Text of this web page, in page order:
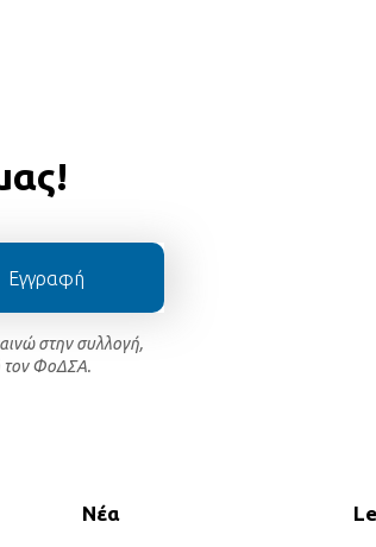
στην συλλογή,
τον ΦοΔΣΑ.
Εγγραφή
Νέα